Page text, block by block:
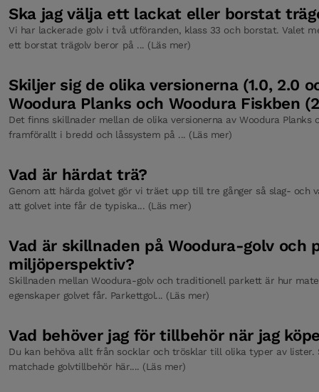
Ska jag välja ett lackat eller borstat
Vi har lackerade golv i två utföranden, klass 33 och borstat. Valet
ett borstat trägolv beror på ... (Läs mer)
Skiljer sig de olika versionerna (1.0, 2.0
Woodura Planks och Woodura Fiskben
Det finns skillnader mellan de olika versionerna av Woodura Planks
framförallt i bredd och låssystem på ... (Läs mer)
Vad är härdat trä?
Genom att härda golvet gör vi träet upp till tre gånger så slag- och
att golvet inte får de typiska... (Läs mer)
Vad är skillnaden på Woodura-golv och
miljöperspektiv?
Skillnaden mellan Woodura-golv och traditionell parkett är hur
egenskaper golvet får. Parkettgol... (Läs mer)
Vad behöver jag för tillbehör när jag
Du kan behöva allt från socklar och trösklar till olika typer av lister.
matchade golvtillbehör här.... (Läs mer)